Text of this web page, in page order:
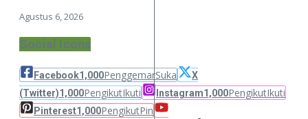
Agustus 6, 2026
Social Icons
Facebook1,000PenggemarSuka
X
(Twitter)1,000PengikutIkuti Instagram1,000PengikutIkuti
Pinterest1,000PengikutPin